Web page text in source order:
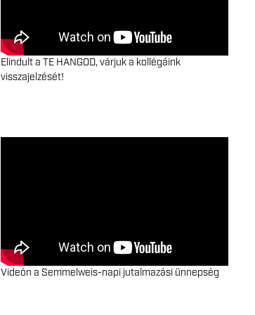
Elindult a TE HANGOD, várjuk a kollégáink
visszajelzését!
Videón a Semmelweis-napi jutalmazási ünnepség